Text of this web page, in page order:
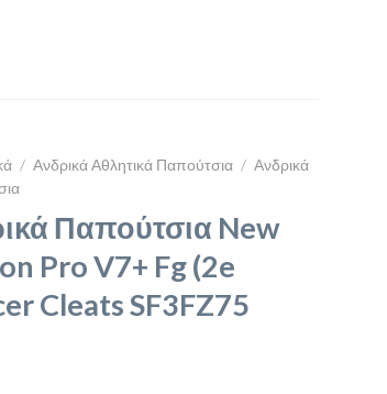
/ Ανδρικά Αθλητικά Παπούτσια / Ανδρικά
Παπούτσια New
Pro V7+ Fg (2e
Cleats SF3FZ75